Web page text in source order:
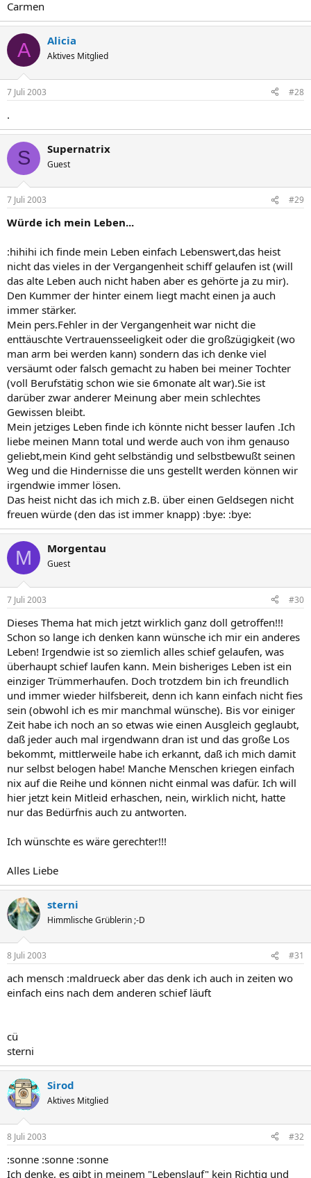
Carmen
A Alicia
Aktives Mitglied
7 Juli 2003 #28
.
S Supernatrix
Guest
7 Juli 2003 #29
Würde ich mein Leben...
:hihihi ich finde mein Leben einfach Lebenswert,das heist
nicht das vieles in der Vergangenheit schiff gelaufen ist (will
das alte Leben auch nicht haben aber es gehörte ja zu mir).
Den Kummer der hinter einem liegt macht einen ja auch
immer stärker.
Mein pers.Fehler in der Vergangenheit war nicht die
enttäuschte Vertrauensseeligkeit oder die großzügigkeit (wo
man arm bei werden kann) sondern das ich denke viel
versäumt oder falsch gemacht zu haben bei meiner Tochter
(voll Berufstätig schon wie sie 6monate alt war).Sie ist
darüber zwar anderer Meinung aber mein schlechtes
Gewissen bleibt.
Mein jetziges Leben finde ich könnte nicht besser laufen .Ich
liebe meinen Mann total und werde auch von ihm genauso
geliebt,mein Kind geht selbständig und selbstbewußt seinen
Weg und die Hindernisse die uns gestellt werden können wir
irgendwie immer lösen.
Das heist nicht das ich mich z.B. über einen Geldsegen nicht
freuen würde (den das ist immer knapp) :bye: :bye:
M Morgentau
Guest
7 Juli 2003 #30
Dieses Thema hat mich jetzt wirklich ganz doll getroffen!!!
Schon so lange ich denken kann wünsche ich mir ein anderes
Leben! Irgendwie ist so ziemlich alles schief gelaufen, was
überhaupt schief laufen kann. Mein bisheriges Leben ist ein
einziger Trümmerhaufen. Doch trotzdem bin ich freundlich
und immer wieder hilfsbereit, denn ich kann einfach nicht fies
sein (obwohl ich es mir manchmal wünsche). Bis vor einiger
Zeit habe ich noch an so etwas wie einen Ausgleich geglaubt,
daß jeder auch mal irgendwann dran ist und das große Los
bekommt, mittlerweile habe ich erkannt, daß ich mich damit
nur selbst belogen habe! Manche Menschen kriegen einfach
nix auf die Reihe und können nicht einmal was dafür. Ich will
hier jetzt kein Mitleid erhaschen, nein, wirklich nicht, hatte
nur das Bedürfnis auch zu antworten.
Ich wünschte es wäre gerechter!!!
Alles Liebe
sterni
Himmlische Grüblerin ;-D
8 Juli 2003 #31
ach mensch :maldrueck aber das denk ich auch in zeiten wo
einfach eins nach dem anderen schief läuft
cü
sterni
Sirod
Aktives Mitglied
8 Juli 2003 #32
:sonne :sonne :sonne
Ich denke, es gibt in meinem "Lebenslauf" kein Richtig und